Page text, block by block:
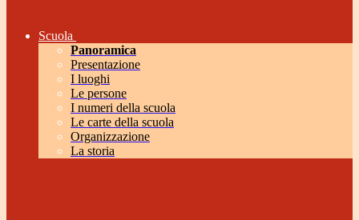
Scuola
Panoramica
Presentazione
I luoghi
Le persone
I numeri della scuola
Le carte della scuola
Organizzazione
La storia